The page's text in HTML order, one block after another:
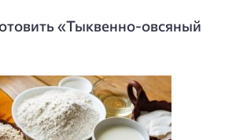
«Тыквенно-овсяный